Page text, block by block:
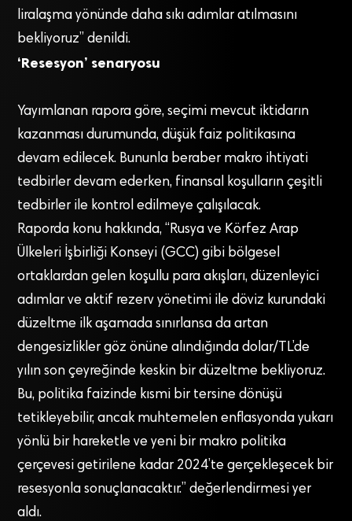
liralaşma yönünde daha sıkı adımlar atılmasını
bekliyoruz” denildi.
‘Resesyon’ senaryosu
Yayımlanan rapora göre, seçimi mevcut iktidarın
kazanması durumunda, düşük faiz politikasına
devam edilecek. Bununla beraber makro ihtiyati
tedbirler devam ederken, finansal koşulların çeşitli
tedbirler ile kontrol edilmeye çalışılacak.
Raporda konu hakkında, “Rusya ve Körfez Arap
Ülkeleri İşbirliği Konseyi (GCC) gibi bölgesel
ortaklardan gelen koşullu para akışları, düzenleyici
adımlar ve aktif rezerv yönetimi ile döviz kurundaki
düzeltme ilk aşamada sınırlansa da artan
dengesizlikler göz önüne alındığında dolar/TL’de
yılın son çeyreğinde keskin bir düzeltme bekliyoruz.
Bu, politika faizinde kısmi bir tersine dönüşü
tetikleyebilir, ancak muhtemelen enflasyonda yukarı
yönlü bir hareketle ve yeni bir makro politika
çerçevesi getirilene kadar 2024’te gerçekleşecek bir
resesyonla sonuçlanacaktır.” değerlendirmesi yer
aldı.